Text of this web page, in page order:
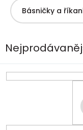
Básničky a